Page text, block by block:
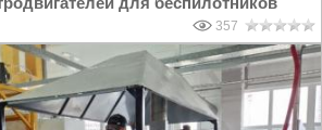
357